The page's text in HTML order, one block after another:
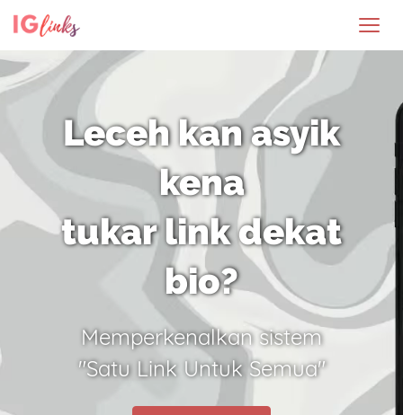
Leceh kan asyik
kena
tukar link dekat
bio?
Memperkenalkan sistem
"Satu Link Untuk Semua"